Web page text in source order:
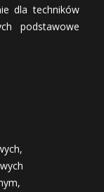
dla techników
podstawowe